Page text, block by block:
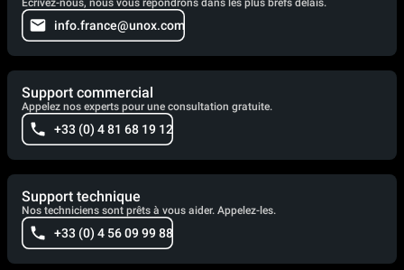
Écrivez-nous, nous vous répondrons dans les plus brefs délais.
info.france@unox.com
Support commercial
Appelez nos experts pour une consultation gratuite.
+33 (0) 4 81 68 19 12
Support technique
Nos techniciens sont prêts à vous aider. Appelez-les.
+33 (0) 4 56 09 99 88